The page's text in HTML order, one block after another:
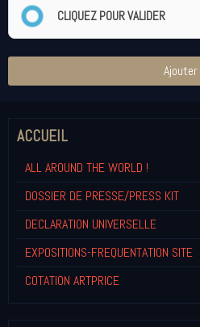
CLIQUEZ POUR VALIDER
Ajouter
ACCUEIL
ALL AROUND THE WORLD !
DOSSIER DE PRESSE/PRESS KIT
DECLARATION UNIVERSELLE
EXPOSITIONS-FREQUENTATION SITE
COTATION ARTPRICE